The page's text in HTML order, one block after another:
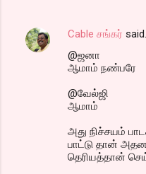
Cable சங்கர் said…
@ஜனா
ஆமாம் நண்பரே
@வேல்ஜி
ஆமாம்
அது நிச்சயம்
பாட்டு தான்
தெரியத்தான்